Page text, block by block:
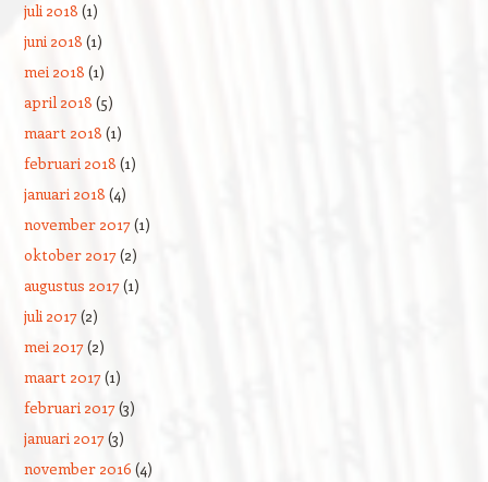
juli 2018 (1)
juni 2018 (1)
mei 2018 (1)
april 2018 (5)
maart 2018 (1)
februari 2018 (1)
januari 2018 (4)
november 2017(1)
oktober 2017(2)
augustus 2017(1)
juli 2017(2)
mei 2017(2)
maart 2017(1)
februari 2017(3)
januari 2017(3)
november 2016 (4)